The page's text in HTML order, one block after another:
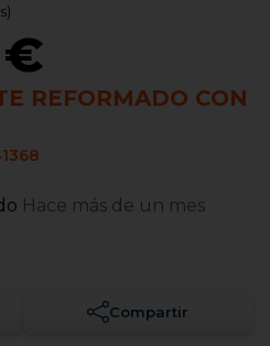
REFORMADO CON
Hace más de un mes
Compartir